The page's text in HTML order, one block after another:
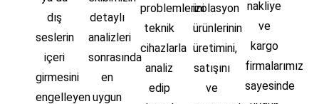
dış
seslerin
içeri
girmesini
engelleyen
detaylı
analizleri
sonrasında
en
uygun
problemlerini
teknik
cihazlarla
analiz
edip
izolasyon
ürünlerinin
üretimini,
satışını
ve
nakliye
ve
kargo
firmalarımız
sayesinde